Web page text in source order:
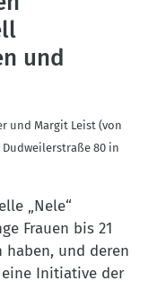
und
und Margit Leist (von
80 in
„Nele“
Frauen bis 21
haben, und deren
eine Initiative der